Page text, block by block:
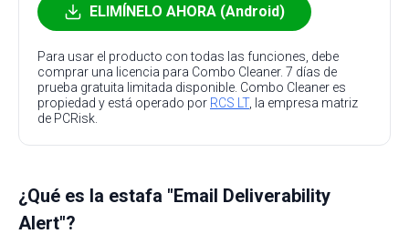
ELIMÍNELO AHORA (Android)
Para usar el producto con todas las funciones, debe
comprar una licencia para Combo Cleaner. 7 días de
prueba gratuita limitada disponible. Combo Cleaner es
propiedad y está operado por RCS LT, la empresa matriz
de PCRisk.
¿Qué es la estafa "Email Deliverability
Alert"?